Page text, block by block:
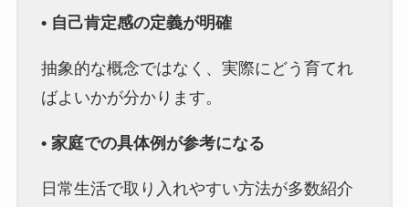
• 自己肯定感の定義が明確
抽象的な概念ではなく、実際にどう育てれ
ばよいかが分かります。
• 家庭での具体例が参考になる
日常生活で取り入れやすい方法が多数紹介